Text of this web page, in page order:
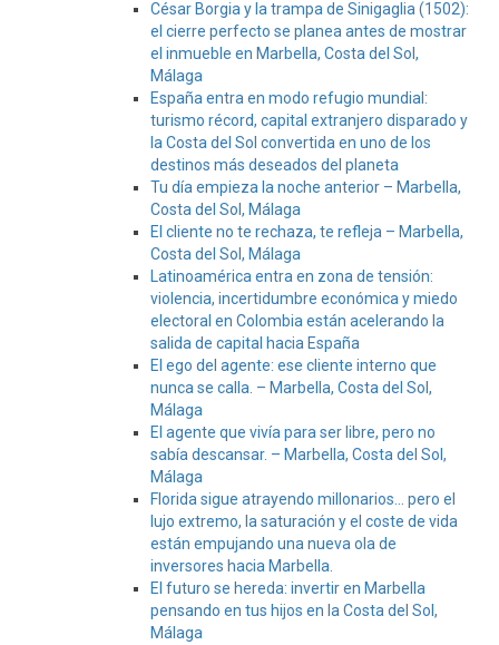
César Borgia y la trampa de Sinigaglia (1502):
el cierre perfecto se planea antes de mostrar
el inmueble en Marbella, Costa del Sol,
Málaga
España entra en modo refugio mundial:
turismo récord, capital extranjero disparado y
la Costa del Sol convertida en uno de los
destinos más deseados del planeta
Tu día empieza la noche anterior – Marbella,
Costa del Sol, Málaga
El cliente no te rechaza, te refleja – Marbella,
Costa del Sol, Málaga
Latinoamérica entra en zona de tensión:
violencia, incertidumbre económica y miedo
electoral en Colombia están acelerando la
salida de capital hacia España
El ego del agente: ese cliente interno que
nunca se calla. – Marbella, Costa del Sol,
Málaga
El agente que vivía para ser libre, pero no
sabía descansar. – Marbella, Costa del Sol,
Málaga
Florida sigue atrayendo millonarios… pero el
lujo extremo, la saturación y el coste de vida
están empujando una nueva ola de
inversores hacia Marbella.
El futuro se hereda: invertir en Marbella
pensando en tus hijos en la Costa del Sol,
Málaga